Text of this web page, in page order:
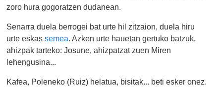
zoro hura gogoratzen dudanean.
Senarra duela berrogei bat urte hil zitzaion, duela hiru
urte eskassemea. Azken urte hauetan gertuko batzuk,
ahizpak tarteko: Josune, ahizpatzat zuen Miren
lehengusina...
Kafea, Poleneko (Ruiz) helatua, bisitak... beti esker onez.